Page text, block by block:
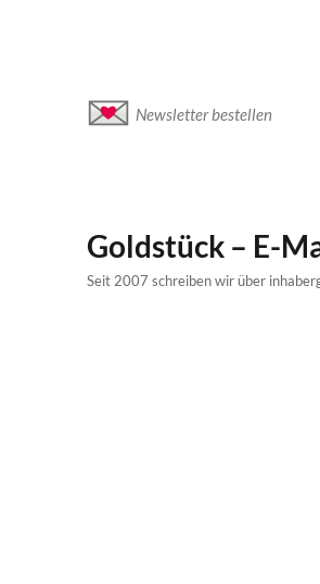
Newsletter bestellen
Goldstück – E-
Seit 2007 schreiben wir über